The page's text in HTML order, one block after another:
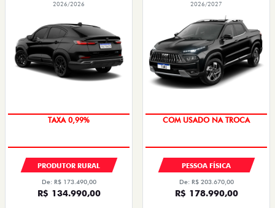
2026/2026
PRODUTOR RURAL
De: R$ 173.490,00
R$ 134.990,00
2026/2027
PESSOA FÍSICA
De: R$ 203.670,00
R$ 178.990,00